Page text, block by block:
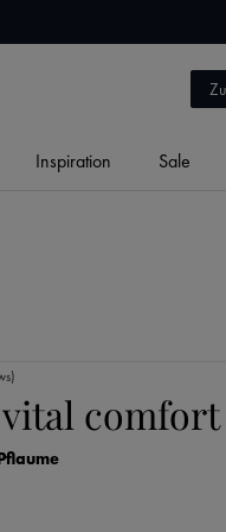
Inspiration Sale
comfort